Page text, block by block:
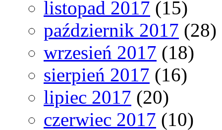
listopad 2017 (15)
październik 2017 (28)
wrzesień 2017 (18)
sierpień 2017 (16)
lipiec 2017 (20)
czerwiec 2017 (10)